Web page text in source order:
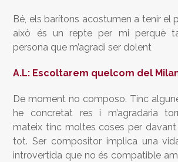
Bé, els barítons acostumen a tenir el
això és un repte per mi perquè
persona que m’agradi ser dolent
A.L: Escoltarem quelcom del
De moment no composo. Tinc
he concretat res i m’agradaria
mateix tinc moltes coses per
tot. Ser compositor implica una
introvertida que no és compatible